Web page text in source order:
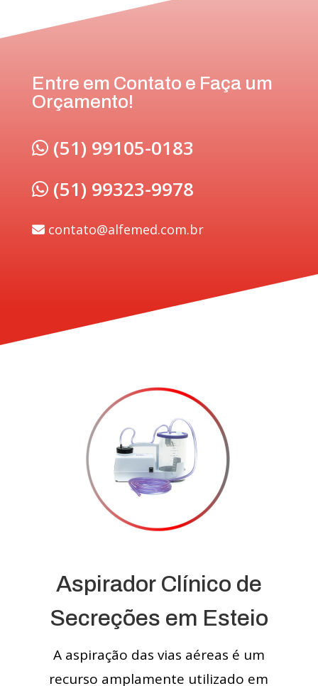
Entre em Contato e Faça um
Orçamento!
(51) 99105-0183
(51) 99323-9978
contato@alfemed.com.br
Aspirador Clínico de
Secreções em Esteio
A aspiração das vias aéreas é um
recurso amplamente utilizado em